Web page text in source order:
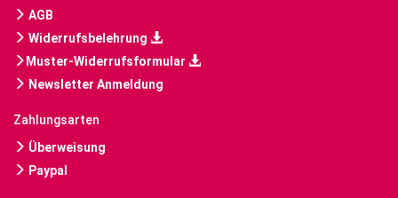
AGB
Widerrufsbelehrung
Muster-Widerrufsformular
Newsletter Anmeldung
Zahlungsarten
Überweisung
Paypal